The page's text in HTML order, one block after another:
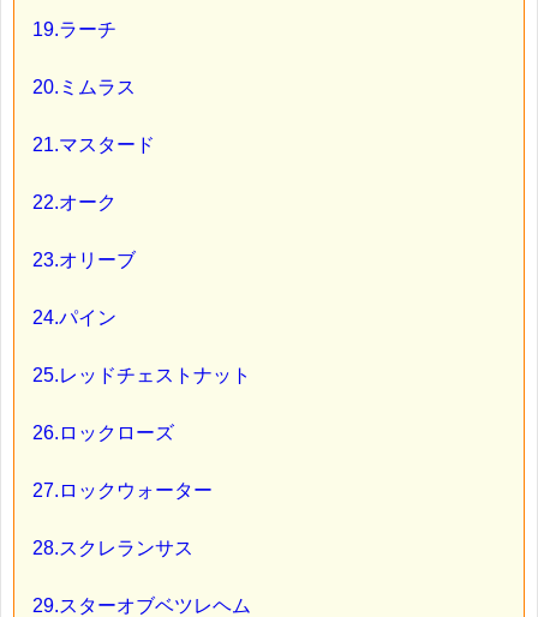
19.ラーチ
20.ミムラス
21.マスタード
22.オーク
23.オリーブ
24.パイン
25.レッドチェストナット
26.ロックローズ
27.ロックウォーター
28.スクレランサス
29.スターオブベツレヘム